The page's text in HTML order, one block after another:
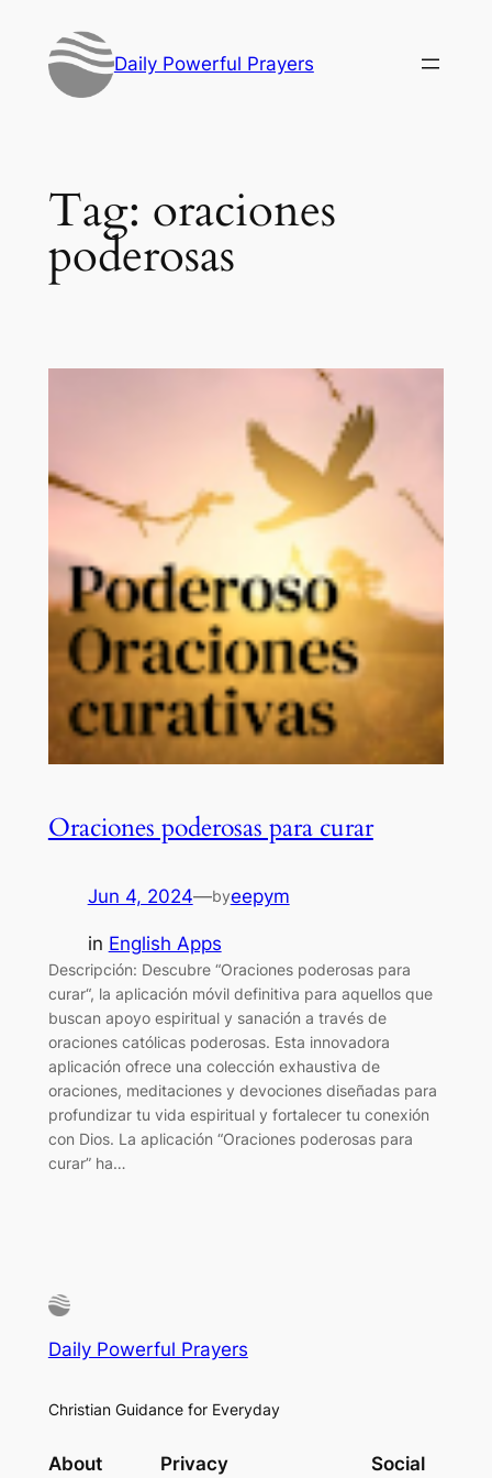
content
Daily Powerful Prayers
Tag: oraciones
poderosas
Oraciones poderosas para curar
Jun 4, 2024—byeepym
in English Apps
Descripción: Descubre “Oraciones poderosas para
curar“, la aplicación móvil definitiva para aquellos que
buscan apoyo espiritual y sanación a través de
oraciones católicas poderosas. Esta innovadora
aplicación ofrece una colección exhaustiva de
oraciones, meditaciones y devociones diseñadas para
profundizar tu vida espiritual y fortalecer tu conexión
con Dios. La aplicación “Oraciones poderosas para
curar” ha…
Daily Powerful Prayers
Christian Guidance for Everyday
About Privacy Social